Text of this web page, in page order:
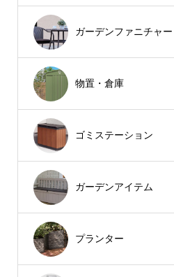
ガーデンファニチャー
物置・倉庫
ゴミステーション
ガーデンアイテム
プランター